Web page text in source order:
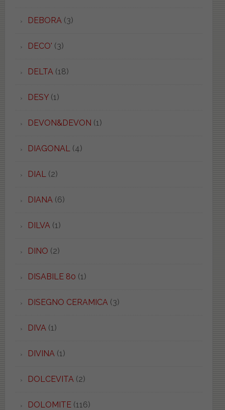
DEBORA(3)
DECO' (3)
DELTA(18)
DESY(1)
DEVON&DEVON (1)
DIAGONAL(4)
DIAL(2)
DIANA(6)
DILVA(1)
DINO (2)
DISABILE 80 (1)
DISEGNO CERAMICA(3)
DIVA(1)
DIVINA(1)
DOLCEVITA(2)
DOLOMITE(116)